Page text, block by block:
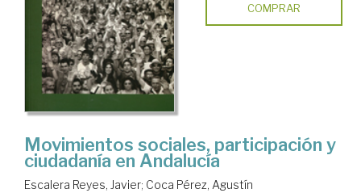
COMPRAR
Movimientos sociales, participación y
ciudadanía en Andalucía
Escalera Reyes, Javier; Coca Pérez, Agustín